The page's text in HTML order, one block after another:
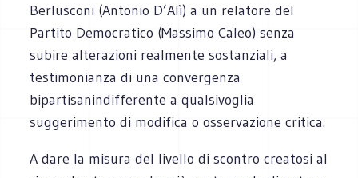
Berlusconi (Antonio D’Alì) a un relatore del
Partito Democratico (Massimo Caleo) senza
subire alterazioni realmente sostanziali, a
testimonianza di una convergenza
bipartisanindifferente a qualsivoglia
suggerimento di modifica o osservazione critica.
A dare la misura del livello di scontro creatosi al